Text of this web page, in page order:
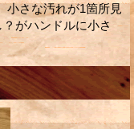
な汚れが1箇所見
がハンドルに小さ